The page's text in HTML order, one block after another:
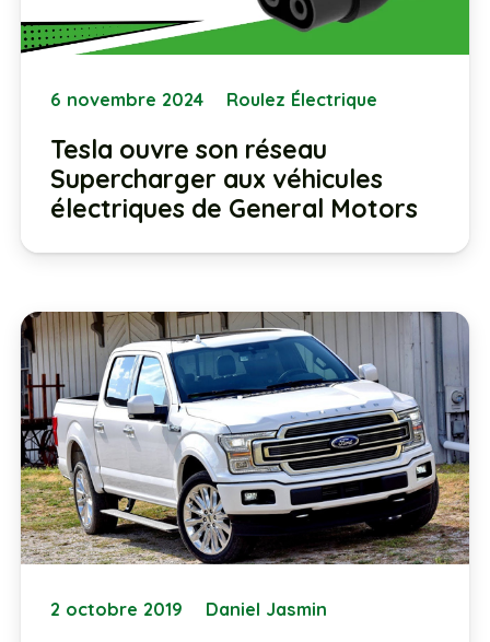
6 novembre 2024 Roulez Électrique
Tesla ouvre son réseau
Supercharger aux véhicules
électriques de General Motors
2 octobre 2019 Daniel Jasmin